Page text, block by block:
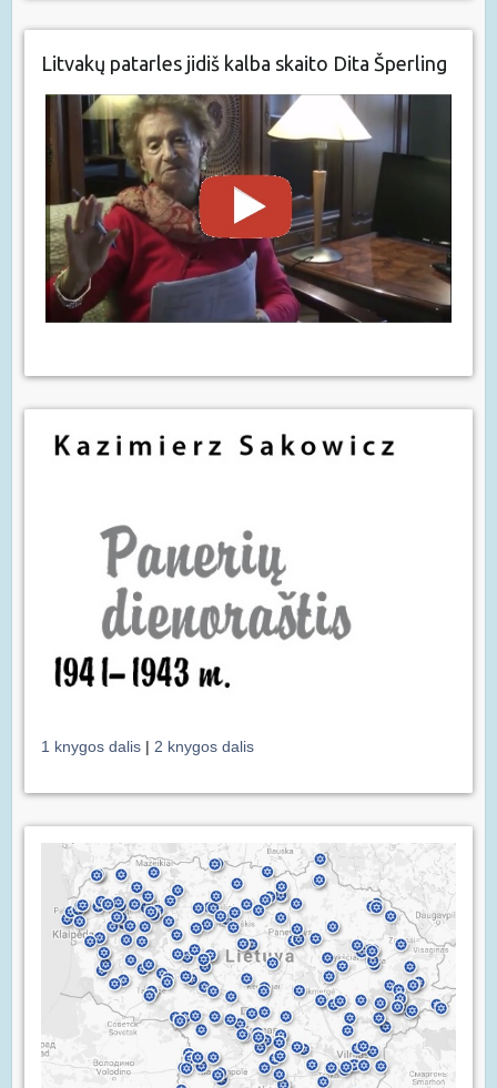
Litvakų patarles jidiš kalba skaito Dita Šperling
1 knygos dalis | 2 knygos dalis